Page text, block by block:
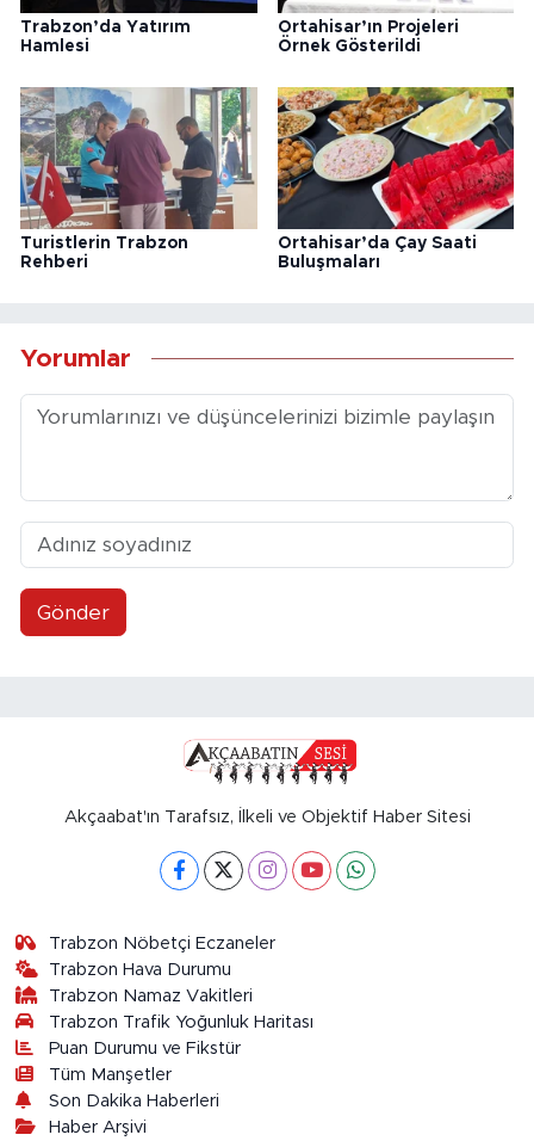
Trabzon’da Yatırım
Hamlesi
Ortahisar’ın Projeleri
Örnek Gösterildi
Turistlerin Trabzon
Rehberi
Ortahisar’da Çay Saati
Buluşmaları
Yorumlar
Gönder
Akçaabat'ın Tarafsız, İlkeli ve Objektif Haber Sitesi
Trabzon Nöbetçi Eczaneler
Trabzon Hava Durumu
Trabzon Namaz Vakitleri
Trabzon Trafik Yoğunluk Haritası
Puan Durumu ve Fikstür
Tüm Manşetler
Son Dakika Haberleri
Haber Arşivi